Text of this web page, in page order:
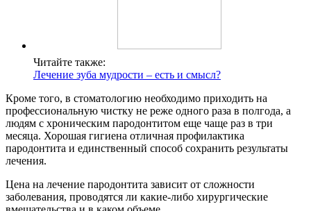
Читайте также:
Лечение зуба мудрости – есть и смысл?
Кроме того, в стоматологию необходимо приходить на
профессиональную чистку не реже одного раза в полгода, а
людям с хроническим пародонтитом еще чаще раз в три
месяца. Хорошая гигиена отличная профилактика
пародонтита и единственный способ сохранить результаты
лечения.
Цена на лечение пародонтита зависит от сложности
заболевания, проводятся ли какие-либо хирургические